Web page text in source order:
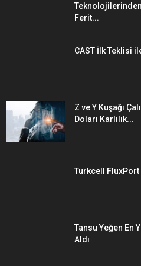
Ferit...
CAST İlk Teklisi
Z ve Y Kuşağı
Doları Karlılık...
Turkcell
Tansu Yeğen En
Aldı